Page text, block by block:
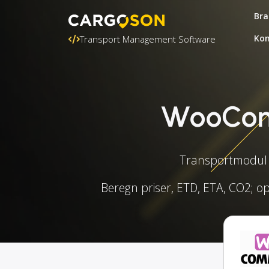
Transport Management Software
Transportmodul
Beregn priser, ETD, ETA,